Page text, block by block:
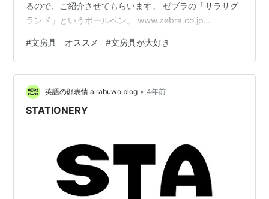
るので、ご紹介させてもらいます。 ゼブラの「サラサグ
ランド」というボールペン。 www.zebra.co.jp
ンド（キャメルイエロー P-JJ56-VCY） １ なぜこのボー
ルペンを買ったのか？ ２ 道具にこだわること １ なぜこ
のボールペンを買ったのか？ 「社会人たるもの、ボール
ペンはモンブランやパーカー等の高級ブランドじゃない
とね」という声もありそうですが、高いボ…
#文房具 オススメ #文房具が大好き
英語の顔表情.airabuwo.blog • 4年前
STATIONERY